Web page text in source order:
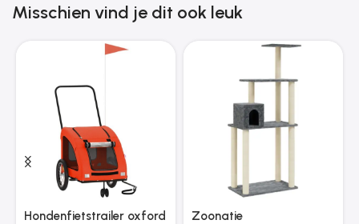
Misschien vind je dit ook leuk
Hondenfietstrailer oxford
Zoonatie